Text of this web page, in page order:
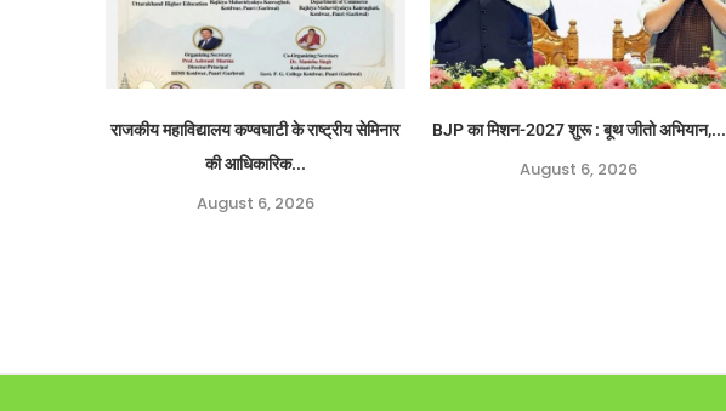
राजकीय महाविद्यालय कण्वघाटी के राष्ट्रीय सेमिनार
की आधिकारिक...
August 6, 2026
BJP का मिशन-2027 शुरू : बूथ जीतो अभियान,...
August 6, 2026